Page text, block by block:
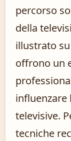
percorso
della
illustrato su
offrono un
influenzare
televisive.
tecniche